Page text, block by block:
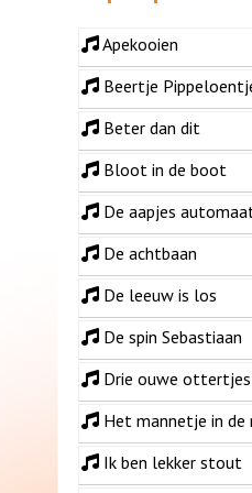
Apekooien
Beertje
Beter dan dit
Bloot in de boot
De aapjes
De achtbaan
De leeuw is los
De spin Sebastiaan
Drie ouwe ottertjes
Het mannetje in de
Ik ben lekker stout